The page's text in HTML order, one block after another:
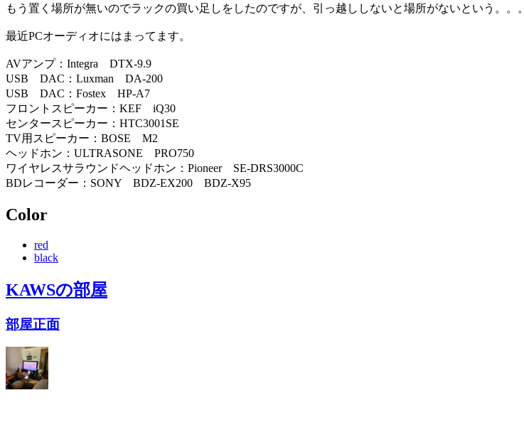
もう置く場所が無いのでラックの買い足しをしたのですが、引っ越ししないと場所がないという。。。
最近PCオーディオにはまってます。
AVアンプ：Integra DTX-9.9
USB DAC：Luxman DA-200
USB DAC：Fostex HP-A7
フロントスピーカー：KEF iQ30
センタースピーカー：HTC3001SE
TV用スピーカー：BOSE M2
ヘッドホン：ULTRASONE PRO750
ワイヤレスサラウンドヘッドホン：Pioneer SE-DRS3000C
BDレコーダー：SONY BDZ-EX200 BDZ-X95
Color
red
black
KAWSの部屋
部屋正面